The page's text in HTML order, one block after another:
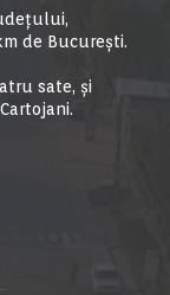
de Bucureşti.
sate, și